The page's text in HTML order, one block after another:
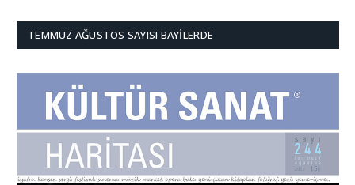
TEMMUZ AĞUSTOS SAYISI BAYILERDE